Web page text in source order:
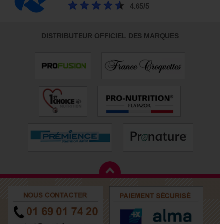
4.65/5
DISTRIBUTEUR OFFICIEL DES MARQUES